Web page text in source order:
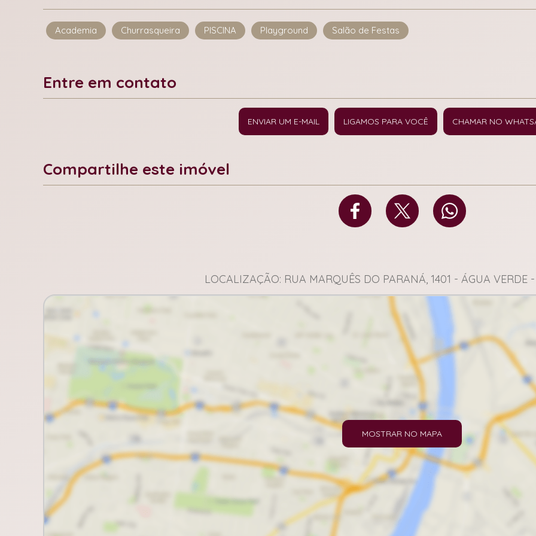
Academia Churrasqueira PISCINA Playground Salão de Festas
Entre em contato
ENVIAR UM E-MAIL LIGAMOS PARA VOCÊ CHAMAR NO
Compartilhe este imóvel
LOCALIZAÇÃO: RUA MARQUÊS DO PARANÁ, 1401 - ÁGUA VERDE
MOSTRAR NO MAPA